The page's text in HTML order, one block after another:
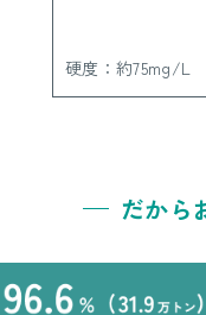
硬度：約75mg/L
だから